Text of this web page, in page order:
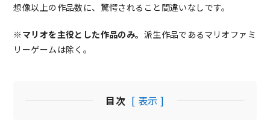
想像以上の作品数に、驚愕されること間違いなしです。
※ マリオを主役とした作品のみ。 派生作品であるマリオファミ
リーゲームは除く。
目次 [ 表示 ]